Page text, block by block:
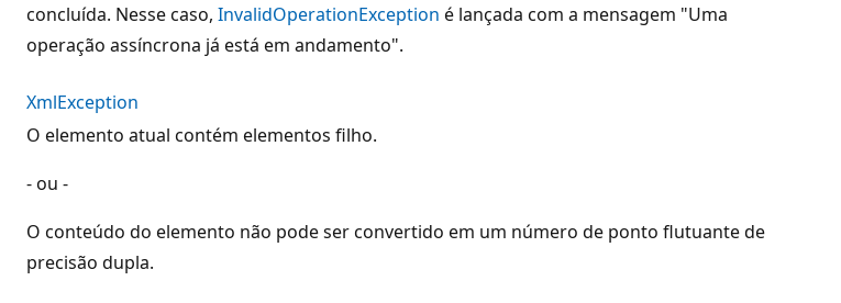
concluída. Nesse caso, InvalidOperationException é lançada com a mensagem "Uma
operação assíncrona já está em andamento".
XmlException
O elemento atual contém elementos filho.
- ou -
O conteúdo do elemento não pode ser convertido em um número de ponto flutuante de
precisão dupla.